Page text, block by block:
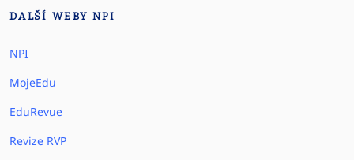
DALŠÍ WEBY NPI
NPI
MojeEdu
EduRevue
Revize RVP